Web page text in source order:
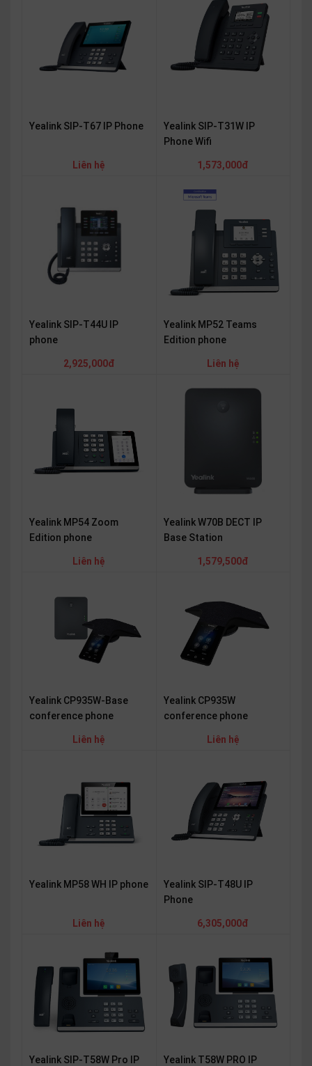
Yealink SIP-T67 IP Phone
Liên hệ
Yealink SIP-T31W IP
Phone Wifi
1,573,000đ
Yealink SIP-T44U IP
phone
2,925,000đ
Yealink MP52 Teams
Edition phone
Liên hệ
Yealink MP54 Zoom
Edition phone
Liên hệ
Yealink W70B DECT IP
Base Station
1,579,500đ
Yealink CP935W-Base
conference phone
Liên hệ
Yealink CP935W
conference phone
Liên hệ
Yealink MP58 WH IP phone
Liên hệ
Yealink SIP-T48U IP
Phone
6,305,000đ
Yealink SIP-T58W Pro IP
Yealink T58W PRO IP